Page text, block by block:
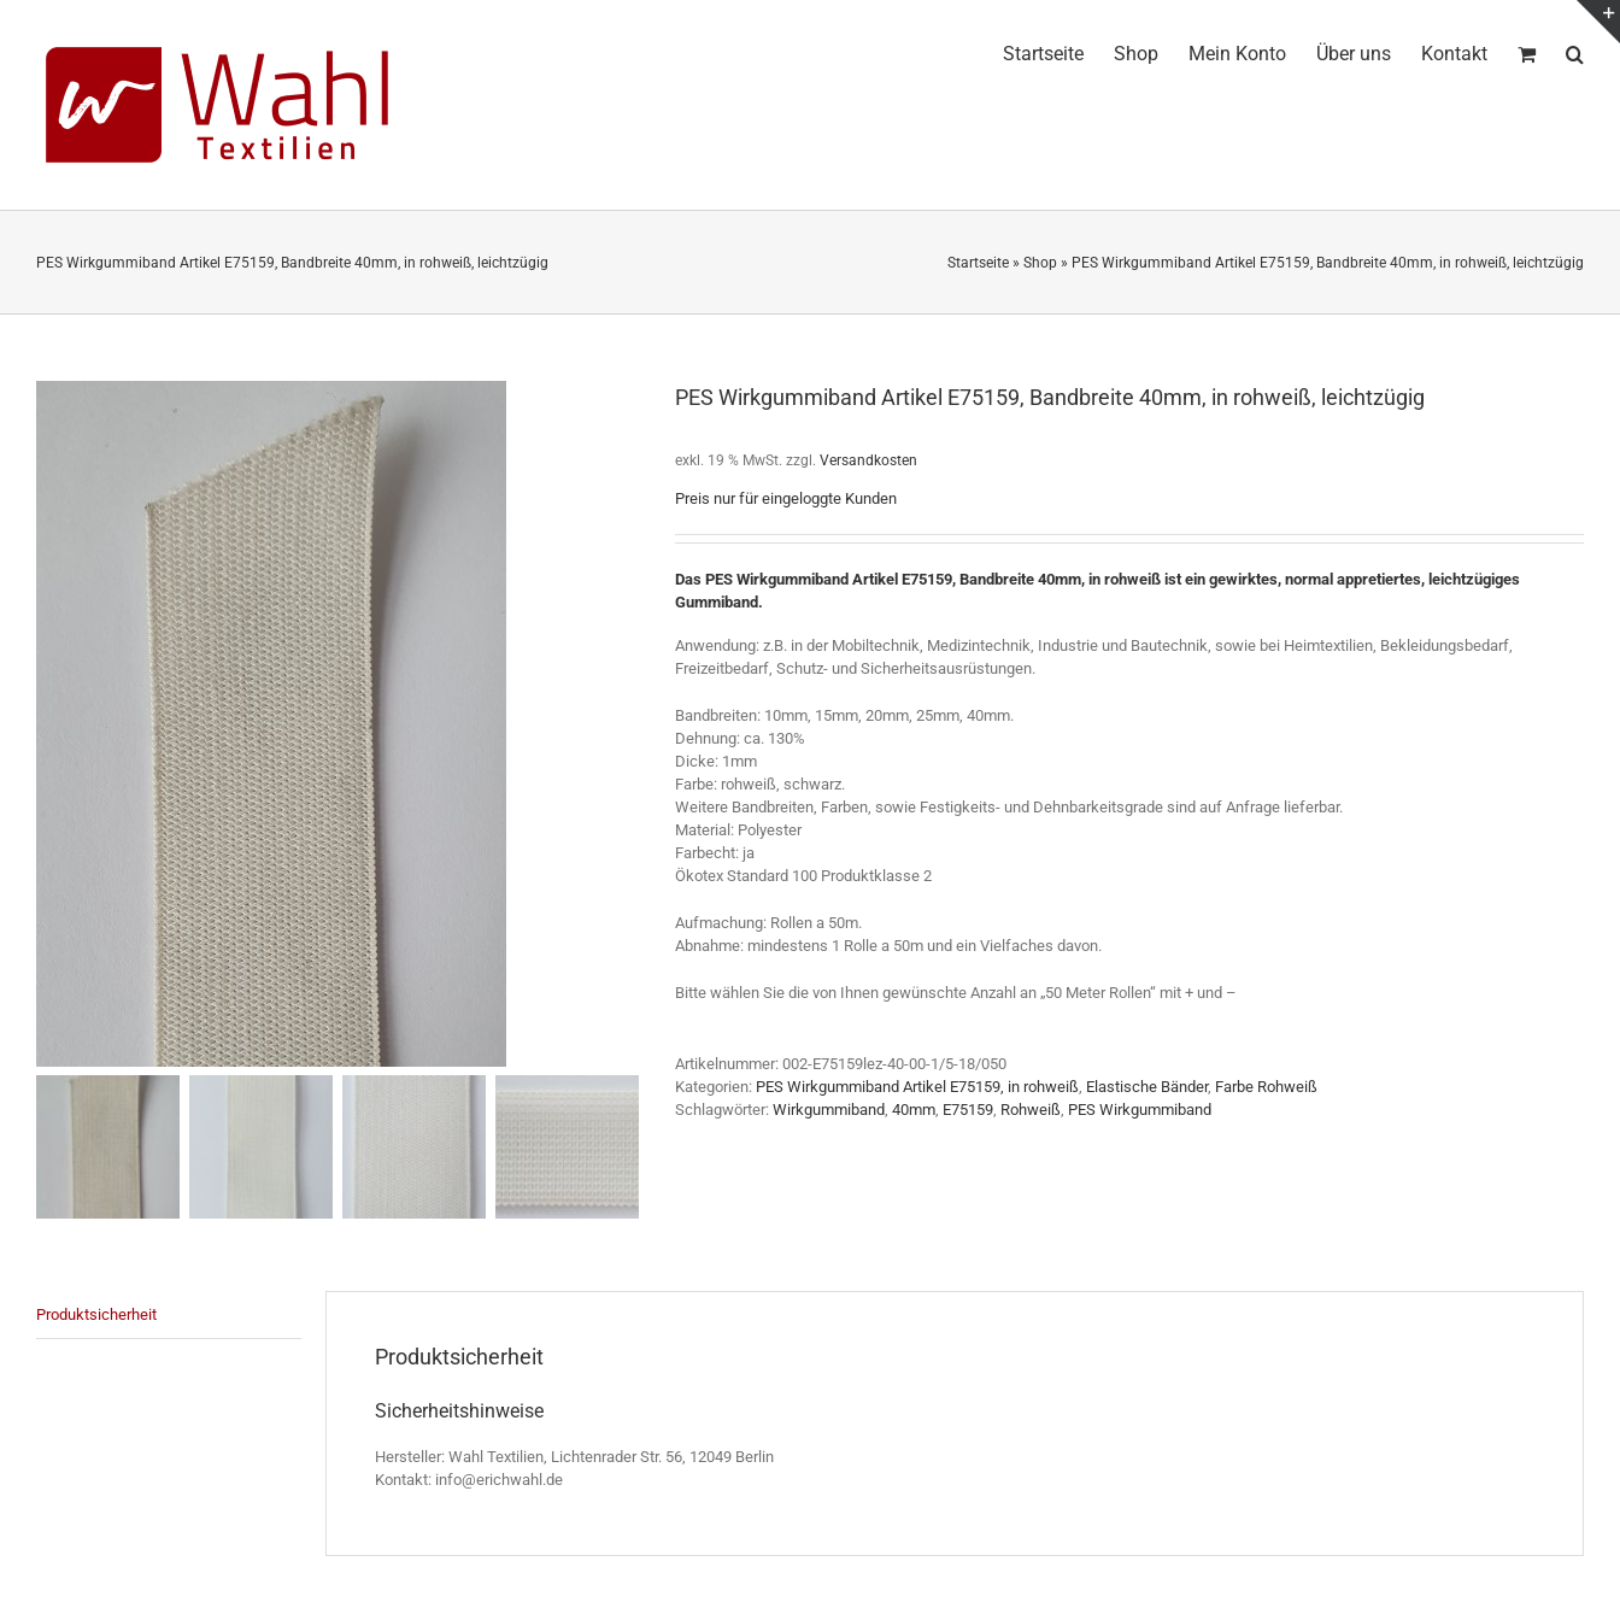
content
Startseite Shop Mein Konto Über uns Kontakt
PES Wirkgummiband Artikel E75159, Bandbreite 40mm, in rohweiß, leichtzügig Startseite » Shop » PES Wirkgummiband Artikel E75159, Bandbreite 40mm, in rohweiß, leichtzügig
PES Wirkgummiband Artikel E75159, Bandbreite 40mm, in rohweiß, leichtzügig
exkl. 19 % MwSt. zzgl. Versandkosten
Preis nur für eingeloggte Kunden
Das PES Wirkgummiband Artikel E75159, Bandbreite 40mm, in rohweiß ist ein gewirktes, normal appretiertes, leichtzügiges
Gummiband.
Anwendung: z.B. in der Mobiltechnik, Medizintechnik, Industrie und Bautechnik, sowie bei Heimtextilien, Bekleidungsbedarf,
Freizeitbedarf, Schutz- und Sicherheitsausrüstungen.
Bandbreiten: 10mm, 15mm, 20mm, 25mm, 40mm.
Dehnung: ca. 130%
Dicke: 1mm
Farbe: rohweiß, schwarz.
Weitere Bandbreiten, Farben, sowie Festigkeits- und Dehnbarkeitsgrade sind auf Anfrage lieferbar.
Material: Polyester
Farbecht: ja
Ökotex Standard 100 Produktklasse 2
Aufmachung: Rollen a 50m.
Abnahme: mindestens 1 Rolle a 50m und ein Vielfaches davon.
Bitte wählen Sie die von Ihnen gewünschte Anzahl an „50 Meter Rollen“ mit + und –
Artikelnummer: 002-E75159lez-40-00-1/5-18/050
Kategorien: PES Wirkgummiband Artikel E75159, in rohweiß Elastische Bänder, Farbe Rohweiß
Schlagwörter: Wirkgummiband 40mm E75159 Rohweiß PES Wirkgummiband
Produktsicherheit
Produktsicherheit
Sicherheitshinweise
Hersteller: Wahl Textilien, Lichtenrader Str. 56, 12049 Berlin
Kontakt: info@erichwahl.de